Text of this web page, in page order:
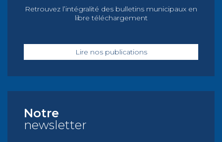
Retrouvez l’intégralité des bulletins municipaux en
libre téléchargement
Lire nos publications
Notre
newsletter